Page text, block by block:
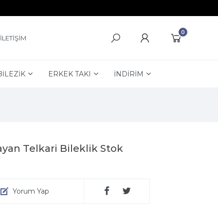
İLETİŞİM
0
ERKEK TAKI İNDİRİM
Telkari Bileklik Stok
Yorum Yap